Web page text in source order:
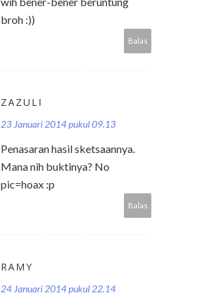
broh :))
Balas
ZAZULI
23 Januari 2014 pukul 09.13
Penasaran hasil sketsaannya.
Mana nih buktinya? No
pic=hoax :p
Balas
RAMY
24 Januari 2014 pukul 22.14